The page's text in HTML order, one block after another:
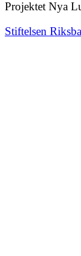
Projektet Nya
Stiftelsen